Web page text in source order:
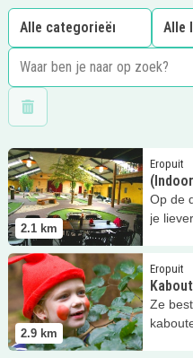
Wis filters
2.1 km
Eropuit
Op de
je
Lees meer (Indoor Mini)
2.9 km
Eropuit
Ze
Lees meer Kabouterpad